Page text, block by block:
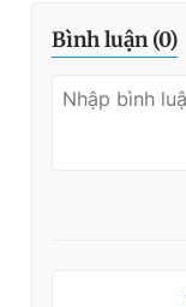
Bình luận (0)